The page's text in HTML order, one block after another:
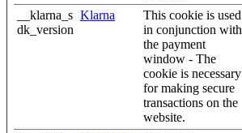
__klarna_s
dk_version
Klarna
This cookie is used
in conjunction with
the payment
window - The
cookie is necessary
for making secure
transactions on the
website.